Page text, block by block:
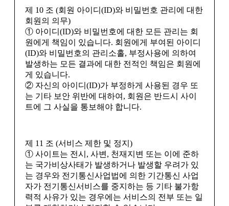
제 10 조 (회원 아이디(ID)와 비밀번호 관리에 대한
회원의 의무)
① 아이디(ID)와 비밀번호에 대한 모든 관리는 회
원에게 책임이 있습니다. 회원에게 부여된 아이디
(ID)와 비밀번호의 관리소홀, 부정사용에 의하여
발생하는 모든 결과에 대한 전적인 책임은 회원에
게 있습니다.
② 자신의 아이디(ID)가 부정하게 사용된 경우 또
는 기타 보안 위반에 대하여, 회원은 반드시 사이
트에 그 사실을 통보해야 합니다.
제 11 조 (서비스 제한 및 정지)
① 사이트는 전시, 사변, 천재지변 또는 이에 준하
는 국가비상사태가 발생하거나 발생할 우려가 있
는 경우와 전기통신사업법에 의한 기간통신 사업
자가 전기통신서비스를 중지하는 등 기타 불가항
력적 사유가 있는 경우에는 서비스의 전부 또는 일